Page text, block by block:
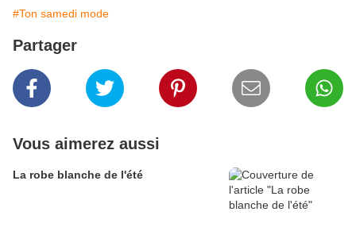
#Ton samedi mode
Partager
Vous aimerez aussi
La robe blanche de l'été